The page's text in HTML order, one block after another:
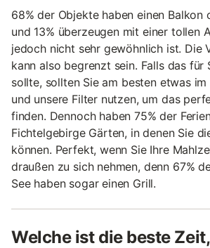
68% der Objekte haben einen Balkon
und 13% überzeugen mit einer tollen
jedoch nicht sehr gewöhnlich ist. Die
kann also begrenzt sein. Falls das für
sollte, sollten Sie am besten etwas im
und unsere Filter nutzen, um das
finden. Dennoch haben 75% der
Fichtelgebirge Gärten, in denen Sie
können. Perfekt, wenn Sie Ihre
draußen zu sich nehmen, denn 67%
See haben sogar einen Grill.
Welche ist die beste